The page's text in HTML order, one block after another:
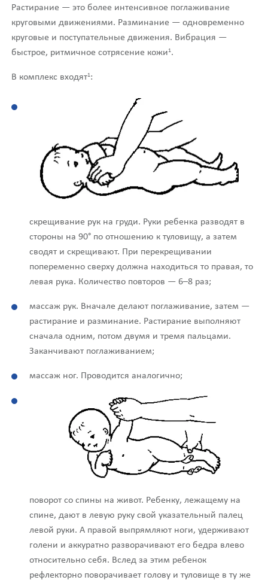
Растирание — это более интенсивное поглаживание
круговыми движениями. Разминание — одновременно
круговые и поступательные движения. Вибрация —
быстрое, ритмичное сотрясение кожи1.
В комплекс входят1:
скрещивание рук на груди. Руки ребенка разводят в
стороны на 90° по отношению к туловищу, а затем
сводят и скрещивают. При перекрещивании
попеременно сверху должна находиться то правая, то
левая рука. Количество повторов — 6–8 раз;
массаж рук. Вначале делают поглаживание, затем —
растирание и разминание. Растирание выполняют
сначала одним, потом двумя и тремя пальцами.
Заканчивают поглаживанием;
массаж ног. Проводится аналогично;
поворот со спины на живот. Ребенку, лежащему на
спине, дают в левую руку свой указательный палец
левой руки. А правой выпрямляют ноги, удерживают
голени и аккуратно разворачивают его бедра влево
относительно себя. Вслед за этим ребенок
рефлекторно поворачивает голову и туловище в ту же